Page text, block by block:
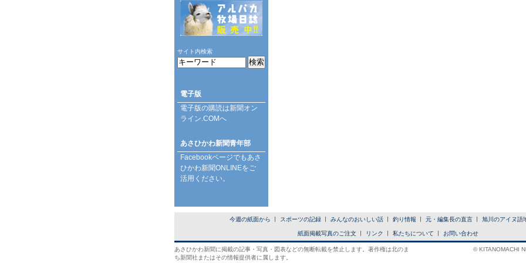
サイト内検索
電子版
電子版の購読は新聞オン
ライン.COMへ
あさひかわ新聞青年部
Facebookページでもあさ
ひかわ新聞ONLINEをご
活用ください。
今週の紙面から スポーツの記録 みんなのおいしい話 釣り情報 元・編集長の直言 旭川のアイヌ語
紙面掲載写真のご注文 リンク 私たちについて お問い合わせ
あさひかわ新聞に掲載の記事・写真・図表などの無断転載を禁止します。著作権は北のま
ち新聞社またはその情報提供者に属します。
© KITANOMACHI